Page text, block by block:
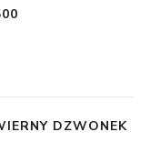
DZWONEK